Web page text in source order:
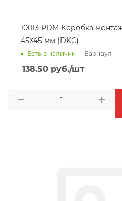
10013 PDM Коробка
45X45 мм (DKC)
Есть в наличии Барнаул
138.50 руб./шт